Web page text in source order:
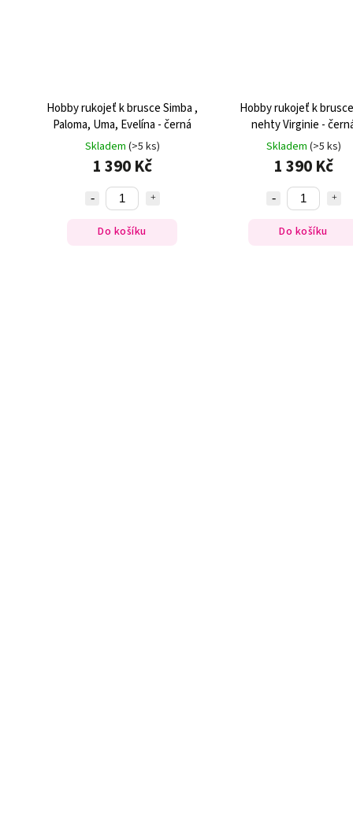
Hobby rukojeť k brusce Simba ,
Paloma, Uma, Evelína - černá
Skladem (>5 ks)
1 390 Kč
Do košíku
Hobby rukojeť k
nehty Virginie -
Skladem (>5 ks)
1 390 Kč
Do košíku